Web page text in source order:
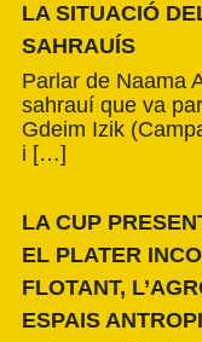
LA SITUACIÓ
SAHRAUÍS
Parlar de Naama
sahrauí que va
Gdeim Izik
i […]
LA CUP
EL PLATER
FLOTANT,
ESPAIS